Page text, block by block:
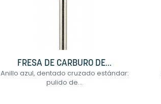
FRESA DE CARBURO DE...
Anillo azul, dentado cruzado estándar:
pulido de...